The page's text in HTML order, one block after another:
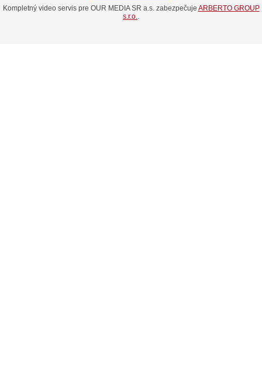
Kompletný video servis pre OUR MEDIA SR a.s. zabezpečuje ARBERTO GROUP
s.r.o..